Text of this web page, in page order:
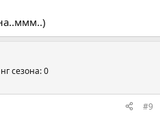
сезона: 0
#9